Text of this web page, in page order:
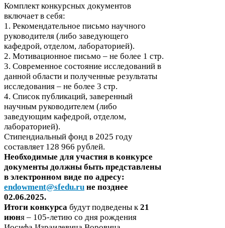
Комплект конкурсных документов
включает в себя:
1 . Рекомендательное письмо научного
руководителя (либо заведующего
кафедрой, отделом, лабораторией).
2. Мотивационное письмо – не более 1 стр.
3. Современное состояние исследований в
данной области и полученные результаты
исследования – не более 3 стр.
4. Список публикаций, заверенный
научным руководителем (либо
заведующим кафедрой, отделом,
лабораторией).
Стипендиальный фонд в 2025 году
составляет 128 966 рублей.
Необходимые для участия в конкурсе
документы должны быть представлены
в электронном виде по адресу:
endowment@sfedu.ru не позднее
02.06.2025.
Итоги конкурса будут подведены к 21
июня – 105-​летию со дня рождения